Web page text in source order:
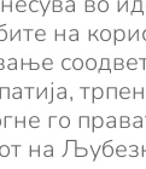
на
го
на